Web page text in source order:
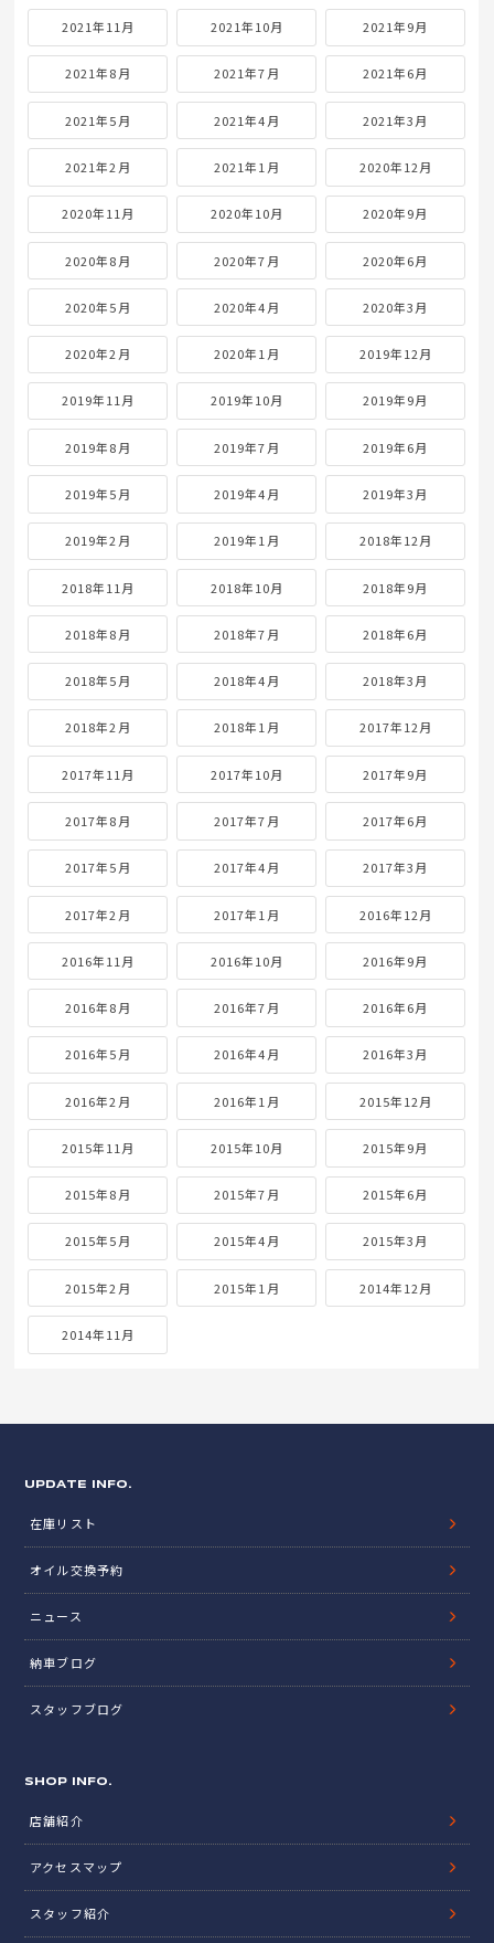
2021年11月 2021年10月 2021年9月
2021年8月 2021年7月 2021年6月
2021年5月 2021年4月 2021年3月
2021年2月 2021年1月 2020年12月
2020年11月 2020年10月 2020年9月
2020年8月 2020年7月 2020年6月
2020年5月 2020年4月 2020年3月
2020年2月 2020年1月 2019年12月
2019年11月 2019年10月 2019年9月
2019年8月 2019年7月 2019年6月
2019年5月 2019年4月 2019年3月
2019年2月 2019年1月 2018年12月
2018年11月 2018年10月 2018年9月
2018年8月 2018年7月 2018年6月
2018年5月 2018年4月 2018年3月
2018年2月 2018年1月 2017年12月
2017年11月 2017年10月 2017年9月
2017年8月 2017年7月 2017年6月
2017年5月 2017年4月 2017年3月
2017年2月 2017年1月 2016年12月
2016年11月 2016年10月 2016年9月
2016年8月 2016年7月 2016年6月
2016年5月 2016年4月 2016年3月
2016年2月 2016年1月 2015年12月
2015年11月 2015年10月 2015年9月
2015年8月 2015年7月 2015年6月
2015年5月 2015年4月 2015年3月
2015年2月 2015年1月 2014年12月
2014年11月
UPDATE INFO.
在庫リスト
オイル交換予約
ニュース
納車ブログ
スタッフブログ
SHOP INFO.
店舗紹介
アクセスマップ
スタッフ紹介